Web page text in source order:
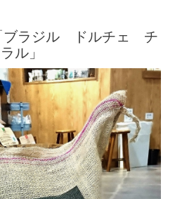
ブラジル ドルチェ チ
ル」